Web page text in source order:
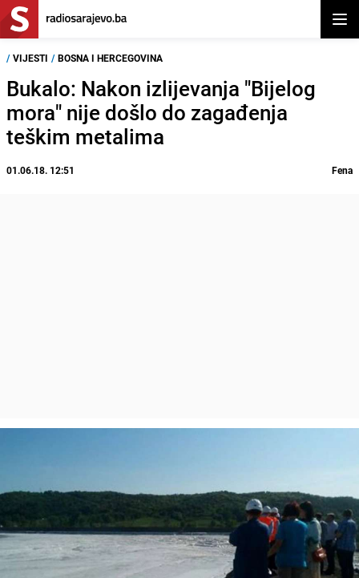
/ VIJESTI / BOSNA I HERCEGOVINA
Bukalo: Nakon izlijevanja "Bijelog
mora" nije došlo do zagađenja
teškim metalima
01.06.18. 12:51 Fena